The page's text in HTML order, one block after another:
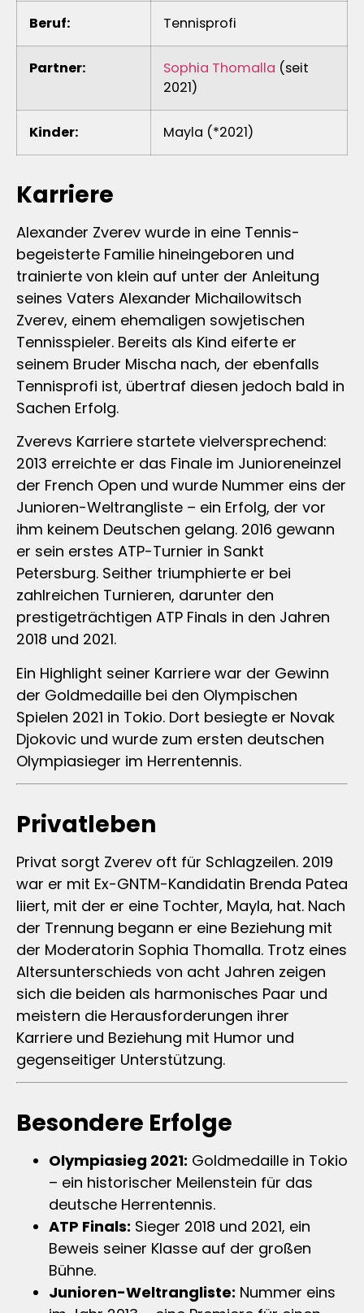
Beruf: Tennisprofi
Partner: Sophia Thomalla (seit
2021)
Kinder: Mayla (*2021)
Karriere
Alexander Zverev wurde in eine Tennis-
begeisterte Familie hineingeboren und
trainierte von klein auf unter der Anleitung
seines Vaters Alexander Michailowitsch
Zverev, einem ehemaligen sowjetischen
Tennisspieler. Bereits als Kind eiferte er
seinem Bruder Mischa nach, der ebenfalls
Tennisprofi ist, übertraf diesen jedoch bald in
Sachen Erfolg.
Zverevs Karriere startete vielversprechend:
2013 erreichte er das Finale im Junioreneinzel
der French Open und wurde Nummer eins der
Junioren-Weltrangliste – ein Erfolg, der vor
ihm keinem Deutschen gelang. 2016 gewann
er sein erstes ATP-Turnier in Sankt
Petersburg. Seither triumphierte er bei
zahlreichen Turnieren, darunter den
prestigeträchtigen ATP Finals in den Jahren
2018 und 2021.
Ein Highlight seiner Karriere war der Gewinn
der Goldmedaille bei den Olympischen
Spielen 2021 in Tokio. Dort besiegte er Novak
Djokovic und wurde zum ersten deutschen
Olympiasieger im Herrentennis.
Privatleben
Privat sorgt Zverev oft für Schlagzeilen. 2019
war er mit Ex-GNTM-Kandidatin Brenda Patea
liiert, mit der er eine Tochter, Mayla, hat. Nach
der Trennung begann er eine Beziehung mit
der Moderatorin Sophia Thomalla. Trotz eines
Altersunterschieds von acht Jahren zeigen
sich die beiden als harmonisches Paar und
meistern die Herausforderungen ihrer
Karriere und Beziehung mit Humor und
gegenseitiger Unterstützung.
Besondere Erfolge
Olympiasieg 2021: Goldmedaille in Tokio
– ein historischer Meilenstein für das
deutsche Herrentennis.
ATP Finals: Sieger 2018 und 2021, ein
Beweis seiner Klasse auf der großen
Bühne.
Junioren-Weltrangliste: Nummer eins